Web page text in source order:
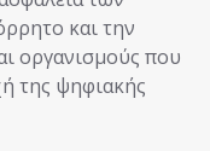
και την
οργανισμούς που
της ψηφιακής